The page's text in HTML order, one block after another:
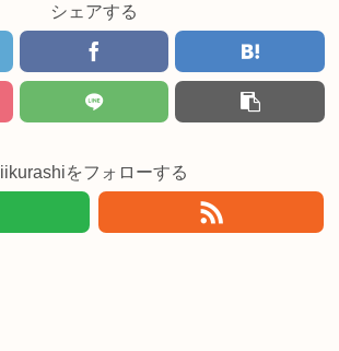
シェアする
iikurashiをフォローする